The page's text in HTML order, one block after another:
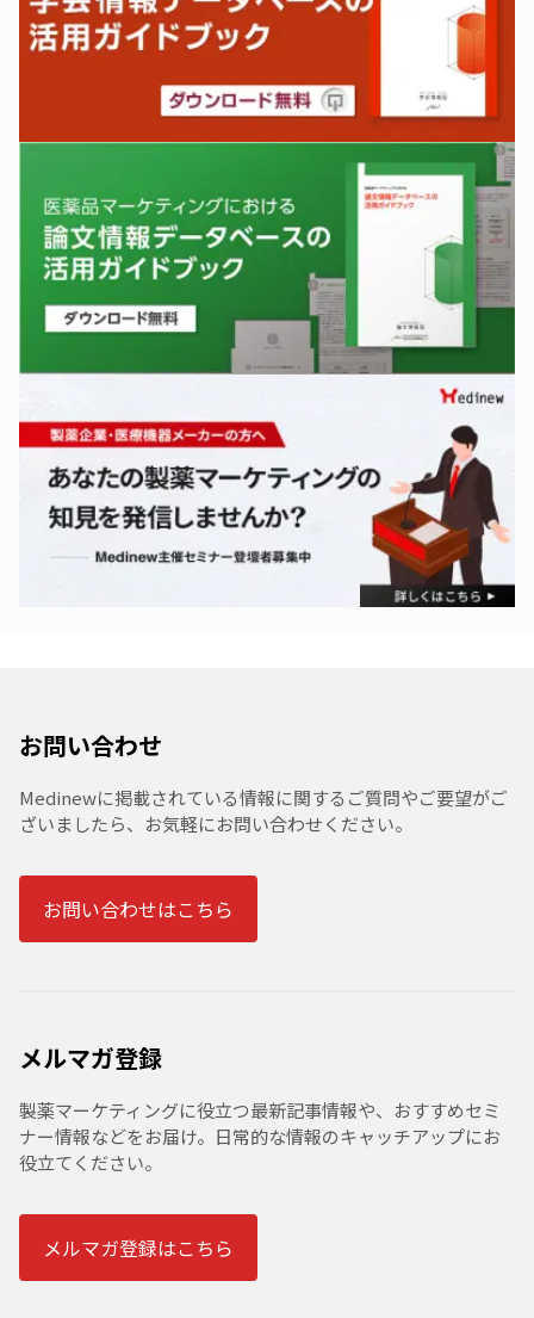
お問い合わせ
Medinewに掲載されている情報に関するご質問やご要望がご
ざいましたら、お気軽にお問い合わせください。
お問い合わせはこちら
メルマガ登録
製薬マーケティングに役立つ最新記事情報や、おすすめセミ
ナー情報などをお届け。日常的な情報のキャッチアップにお
役立てください。
メルマガ登録はこちら